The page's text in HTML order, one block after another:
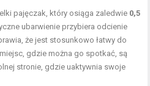
pajęczak, który osiąga zaledwie 0,5
ubarwienie przybiera odcienie
że jest stosunkowo łatwy do
gdzie można go spotkać, są
stronie, gdzie uaktywnia swoje